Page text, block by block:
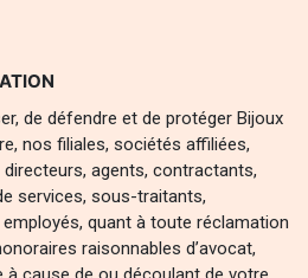
de défendre et de protéger Bijoux
nos filiales, sociétés affiliées,
agents, contractants,
services, sous-traitants,
quant à toute réclamation
raisonnables d’avocat,